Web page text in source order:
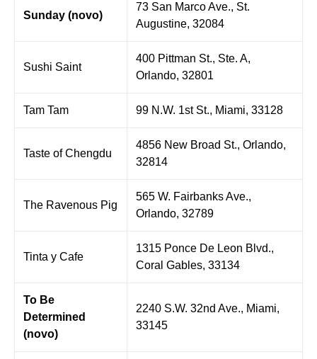
Sunday (novo)
73 San Marco Ave., St.
Augustine, 32084
Sushi Saint
400 Pittman St., Ste. A,
Orlando, 32801
Tam Tam 99 N.W. 1st St., Miami, 33128
Taste of Chengdu
4856 New Broad St., Orlando,
32814
The Ravenous Pig
565 W. Fairbanks Ave.,
Orlando, 32789
Tinta y Cafe
1315 Ponce De Leon Blvd.,
Coral Gables, 33134
To Be
Determined
(novo)
2240 S.W. 32nd Ave., Miami,
33145